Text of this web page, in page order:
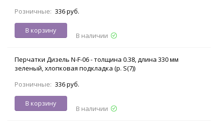
Розничные: 336 руб.
В корзину
В наличии
Перчатки Дизель N-F-06 - толщина 0.38, длина 330 мм
зеленый, хлопковая подкладка (р. S(7))
Розничные: 336 руб.
В корзину
В наличии